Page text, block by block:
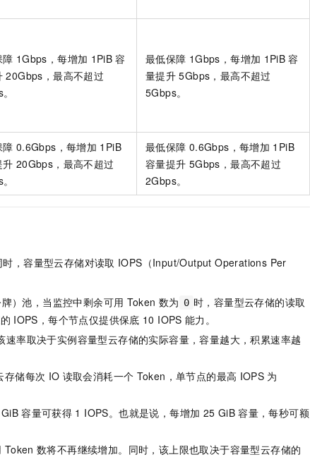
障 1Gbps，每增加 1PiB 容
20Gbps，最高不超过
最低保障 1Gbps，每增加 1PiB 容
量提升 5Gbps，最高不超过
5Gbps。
障 0.6Gbps，每增加 1PiB
升 20Gbps，最高不超过
最低保障 0.6Gbps，每增加 1PiB
容量提升 5Gbps，最高不超过
2Gbps。
，容量型云存储对读取 IOPS（Input/Output Operations Per
）池，当监控中剩余可用 Token 数为 0 时，容量型云存储的读取
IOPS，每个节点仅提供保底 10 IOPS 能力。
速率取决于实例容量型云存储的实际容量，容量越大，积累速率越
存储每次 IO 读取会消耗一个 Token，单节点的最高 IOPS 为
容量可获得 1 IOPS。也就是说，每增加 25 GiB 容量，每秒可额
Token 数将不再继续增加。同时，该上限也取决于容量型云存储的